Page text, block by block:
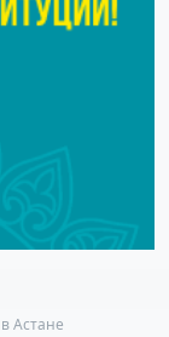
Астане